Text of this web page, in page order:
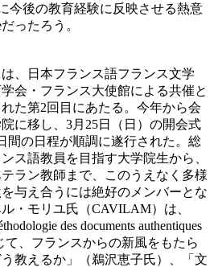
今後の教育経験に反映させる熱意
ったろう。
、日本フランス語フランス文学
会・フランス大使館による共催と
た第2回目にあたる。今年から会
に移し、3月25日（日）の開会式
間の日程が順調に遂行された。総
ス語教員を目指す大学院生から、
ラン教師まで、このうえなく多様
与え合うには絶好のメンバーとな
・モリユ氏（CAVILAM）は、
des documents authentiques
て、フランスからの新風をもたら
教えるか」（鵜沢恵子氏）、「文